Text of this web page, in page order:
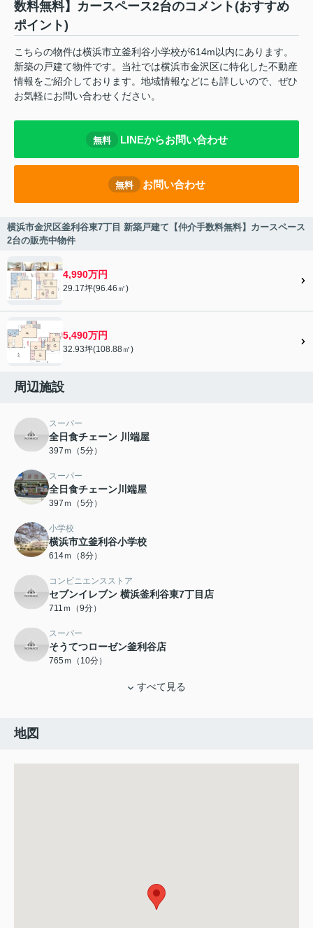
数料無料】カースペース2台のコメント(おすすめ
ポイント)
こちらの物件は横浜市立釜利谷小学校が614m以内にあります。
新築の戸建て物件です。当社では横浜市金沢区に特化した不動産
情報をご紹介しております。地域情報などにも詳しいので、ぜひ
お気軽にお問い合わせください。
無料 LINEからお問い合わせ
無料 お問い合わせ
横浜市金沢区釜利谷東7丁目 新築戸建て【仲介手数料無料】カースペース
2台の販売中物件
4,990万円
29.17坪(96.46㎡)
5,490万円
32.93坪(108.88㎡)
周辺施設
スーパー
全日食チェーン 川端屋
397ｍ（5分）
スーパー
全日食チェーン川端屋
397ｍ（5分）
小学校
横浜市立釜利谷小学校
614ｍ（8分）
コンビニエンスストア
セブンイレブン 横浜釜利谷東7丁目店
711ｍ（9分）
スーパー
そうてつローゼン釜利谷店
765ｍ（10分）
すべて見る
地図